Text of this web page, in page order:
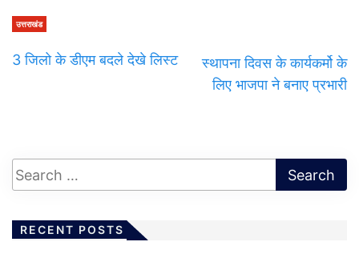
उत्तराखंड
3 जिलो के डीएम बदले देखे लिस्ट
स्थापना दिवस के कार्यकर्मो के
लिए भाजपा ने बनाए प्रभारी
RECENT POSTS